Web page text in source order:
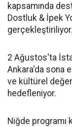
kapsamında
Dostluk & İpek
gerçekleştiriliyor.
2 Ağustos'ta
Ankara'da sona
ve kültürel
hedefleniyor.
Niğde programı